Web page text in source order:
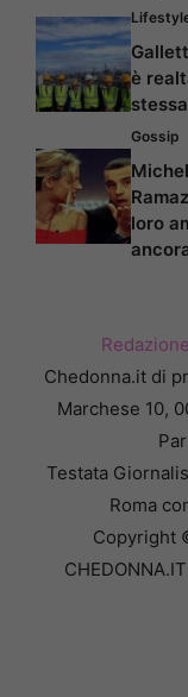
è
Gossip
loro
Redazione
Chedonna.it di
Marchese 10,
Testata
Roma
Copyright